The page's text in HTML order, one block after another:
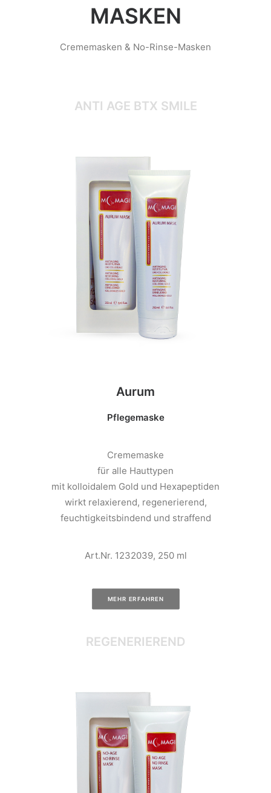
MASKEN
Crememasken & No-Rinse-Masken
ANTI AGE BTX SMILE
Aurum
Pflegemaske
Crememaske
für alle Hauttypen
mit kolloidalem Gold und Hexapeptiden
wirkt relaxierend, regenerierend,
feuchtigkeitsbindend und straffend
Art.Nr. 1232039, 250 ml
MEHR ERFAHREN
REGENERIEREND